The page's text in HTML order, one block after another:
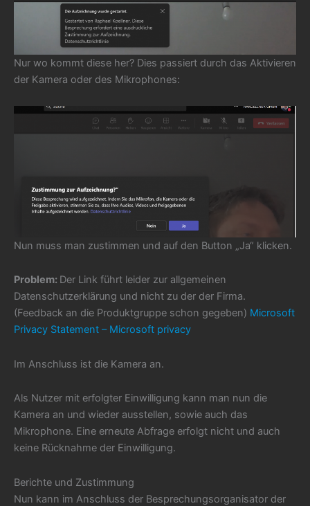
Nur wo kommt diese her? Dies passiert durch das Aktivieren
der Kamera oder des Mikrophones:
Nun muss man zustimmen und auf den Button „Ja“ klicken.
Problem: Der Link führt leider zur allgemeinen
Datenschutzerklärung und nicht zu der der Firma.
(Feedback an die Produktgruppe schon gegeben) Microsoft
Privacy Statement – Microsoft privacy
Im Anschluss ist die Kamera an.
Als Nutzer mit erfolgter Einwilligung kann man nun die
Kamera an und wieder ausstellen, sowie auch das
Mikrophone. Eine erneute Abfrage erfolgt nicht und auch
keine Rücknahme der Einwilligung.
Berichte und Zustimmung
Nun kann im Anschluss der Besprechungsorganisator der